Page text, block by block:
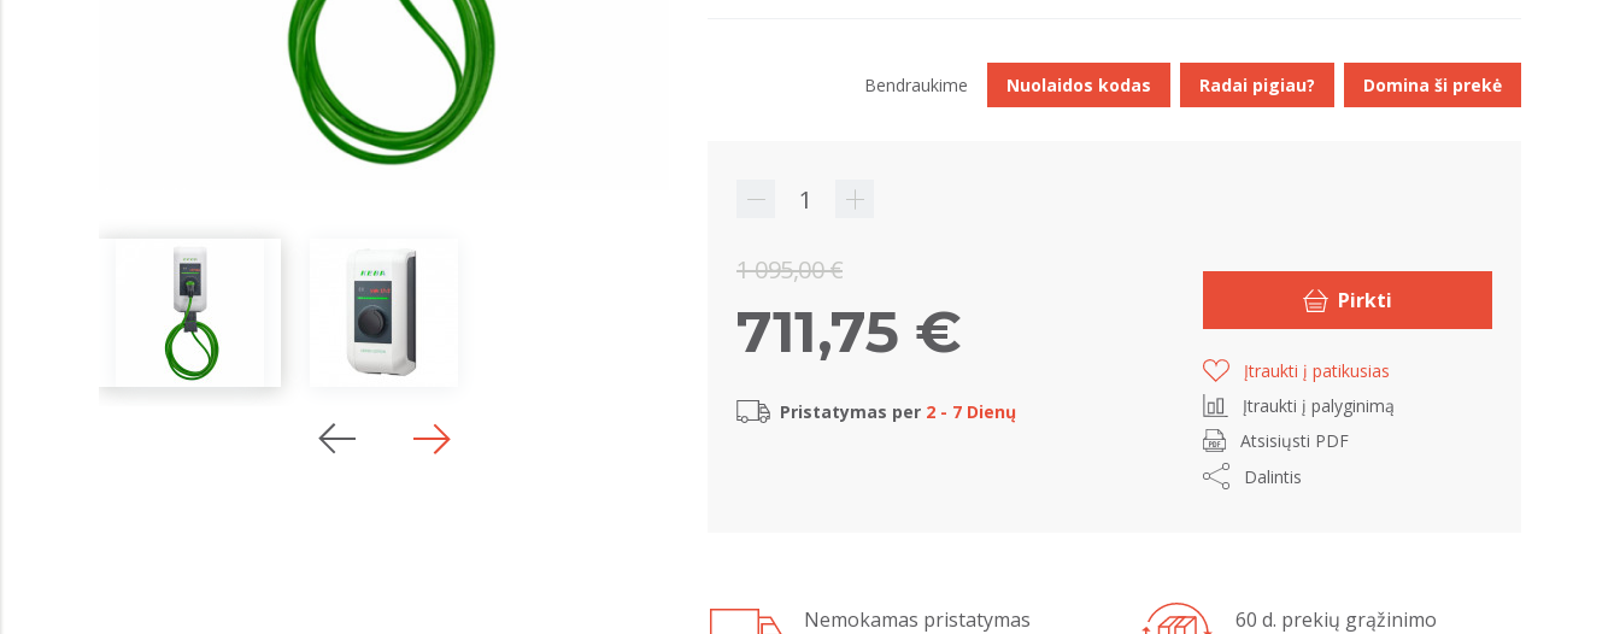
1 095,00 €
711,75 €
Pristatymas per 2 - 7 Dienų
Pirkti
Įtraukti į patikusias
Įtraukti į palyginimą
Atsisiųsti PDF
Dalintis
Nemokamas pristatymas
60 d. prekių grąžinimo
Bendraukime Nuolaidos kodas Radai pigiau? Domina ši prekė